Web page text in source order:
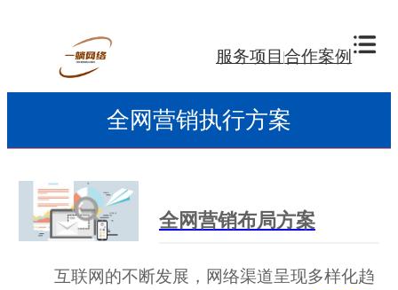
服务项目 合作案例
全网营销执行方案
全网营销布局方案
互联网的不断发展，网络渠道呈现多样化趋